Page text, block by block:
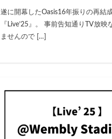
遂に開幕したOasis16年振りの再結
『Live’25』。 事前告知通りTV放映
ませんので […]